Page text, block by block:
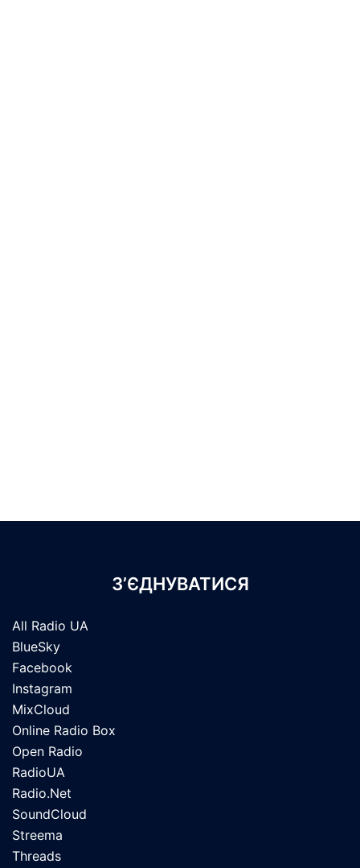
З’ЄДНУВАТИСЯ
All Radio UA
BlueSky
Facebook
Instagram
MixCloud
Online Radio Box
Open Radio
RadioUA
Radio.Net
SoundCloud
Streema
Threads